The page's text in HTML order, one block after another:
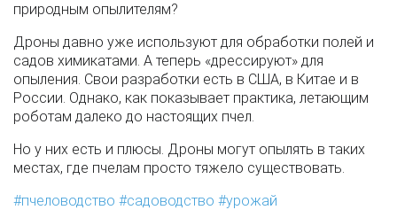
природным опылителям?
Дроны давно уже используют для обработки полей и
садов химикатами. А теперь «дрессируют» для
опыления. Свои разработки есть в США, в Китае и в
России. Однако, как показывает практика, летающим
роботам далеко до настоящих пчел.
Но у них есть и плюсы. Дроны могут опылять в таких
местах, где пчелам просто тяжело существовать.
пчеловодство
садоводство урожай